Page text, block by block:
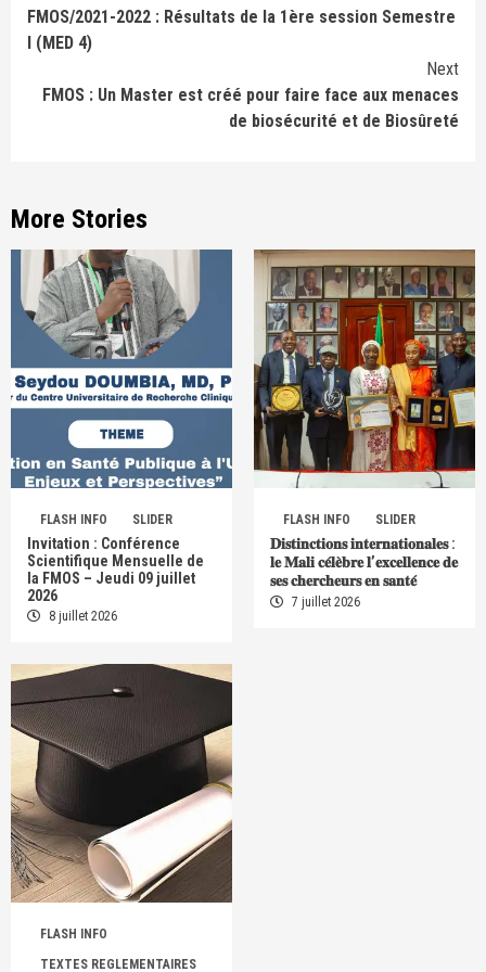
Reading
FMOS/2021-2022 : Résultats de la 1ère session Semestre
I (MED 4)
Next
FMOS : Un Master est créé pour faire face aux menaces
de biosécurité et de Biosûreté
More Stories
FLASH INFO SLIDER
Invitation : Conférence
Scientifique Mensuelle de
la FMOS – Jeudi 09 juillet
2026
8 juillet 2026
FLASH INFO SLIDER
𝐃𝐢𝐬𝐭𝐢𝐧𝐜𝐭𝐢𝐨𝐧𝐬 𝐢𝐧𝐭𝐞𝐫𝐧𝐚𝐭𝐢𝐨𝐧𝐚𝐥𝐞𝐬 :
𝐥𝐞 𝐌𝐚𝐥𝐢 𝐜𝐞́𝐥𝐞̀𝐛𝐫𝐞 𝐥’𝐞𝐱𝐜𝐞𝐥𝐥𝐞𝐧𝐜𝐞 𝐝𝐞
𝐬𝐞𝐬 𝐜𝐡𝐞𝐫𝐜𝐡𝐞𝐮𝐫𝐬 𝐞𝐧 𝐬𝐚𝐧𝐭𝐞́
7 juillet 2026
FLASH INFO
TEXTES REGLEMENTAIRES